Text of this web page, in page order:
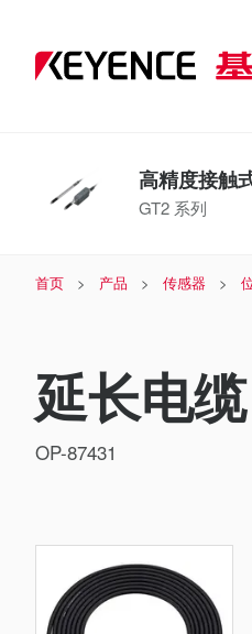
高精度接触
GT2 系列
首页 产品 传感器
延长电
OP-87431